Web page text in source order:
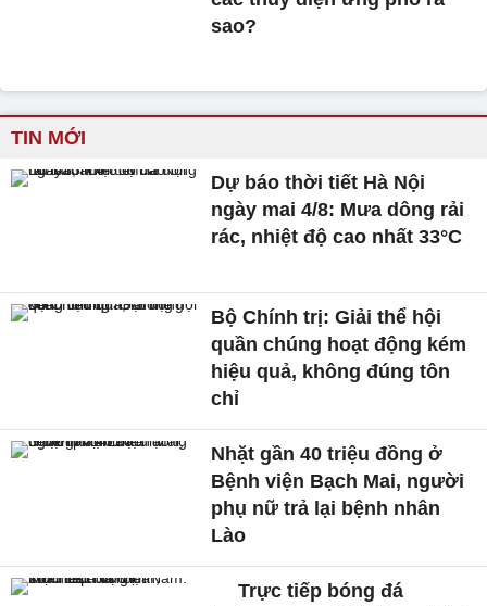
sao?
TIN MỚI
Dự báo thời tiết Hà Nội
ngày mai 4/8: Mưa dông rải
rác, nhiệt độ cao nhất 33°C
Bộ Chính trị: Giải thể hội
quần chúng hoạt động kém
hiệu quả, không đúng tôn
chỉ
Nhặt gần 40 triệu đồng ở
Bệnh viện Bạch Mai, người
phụ nữ trả lại bệnh nhân
Lào
Trực tiếp bóng đá